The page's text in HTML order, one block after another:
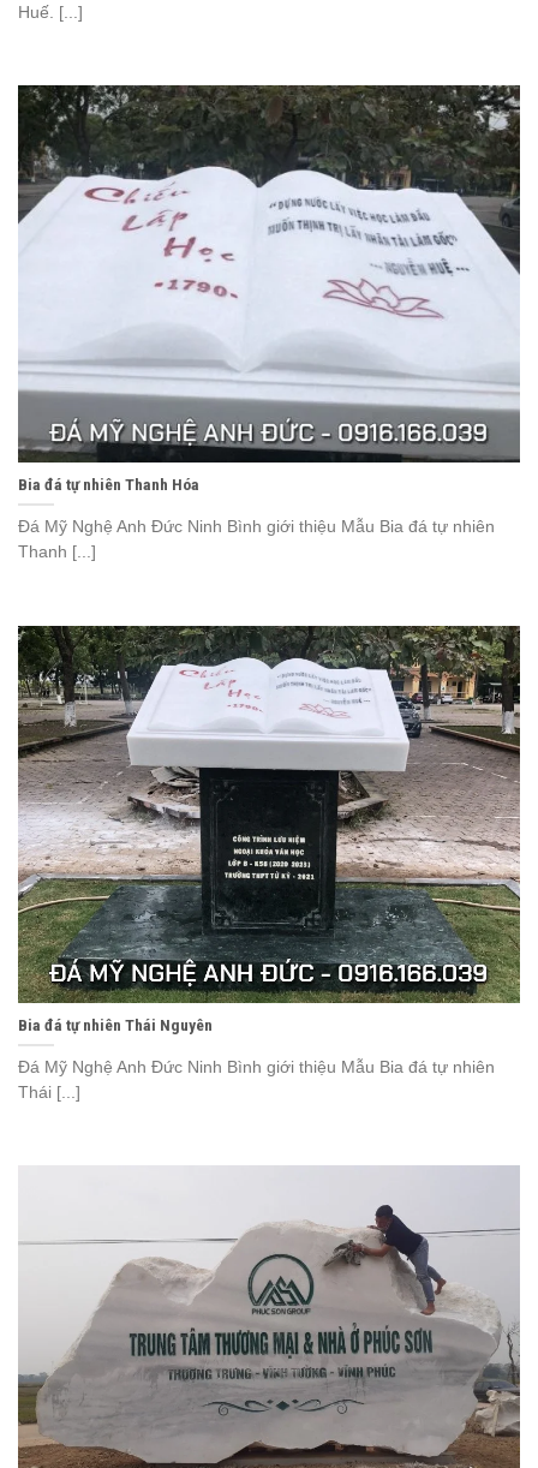
Huế. [...]
Bia đá tự nhiên Thanh Hóa
Đá Mỹ Nghệ Anh Đức Ninh Bình giới thiệu Mẫu Bia đá tự nhiên
Thanh [...]
Bia đá tự nhiên Thái Nguyên
Đá Mỹ Nghệ Anh Đức Ninh Bình giới thiệu Mẫu Bia đá tự nhiên
Thái [...]